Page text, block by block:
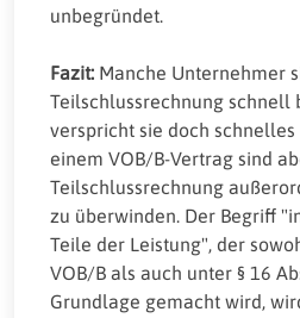
unbegründet.
Fazit: Manche Unternehmer
Teilschlussrechnung schnell
verspricht sie doch schnelles
einem VOB/B-Vertrag sind
Teilschlussrechnung
zu überwinden. Der Begriff
Teile der Leistung", der
VOB/B als auch unter § 16
Grundlage gemacht wird,